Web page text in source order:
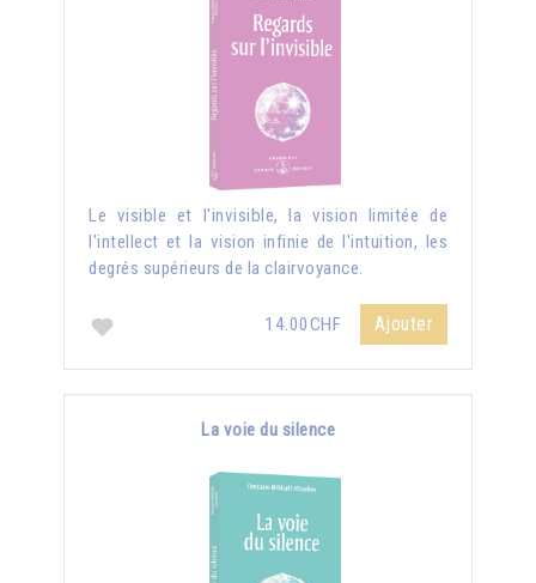
Le visible et l'invisible, la vision limitée de
l'intellect et la vision infinie de l'intuition, les
degrés supérieurs de la clairvoyance.
14.00CHF Ajouter
La voie du silence